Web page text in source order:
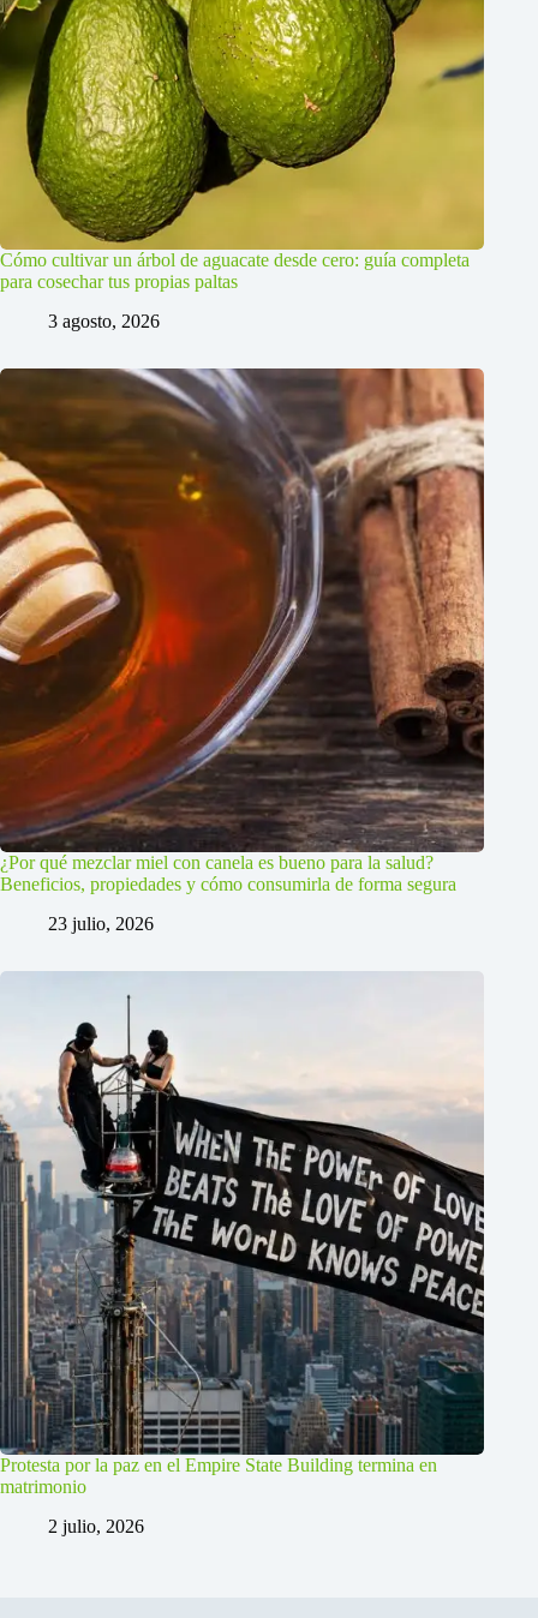
Cómo cultivar un árbol de aguacate desde cero: guía completa
para cosechar tus propias paltas
3 agosto, 2026
¿Por qué mezclar miel con canela es bueno para la salud?
Beneficios, propiedades y cómo consumirla de forma segura
23 julio, 2026
Protesta por la paz en el Empire State Building termina en
matrimonio
2 julio, 2026